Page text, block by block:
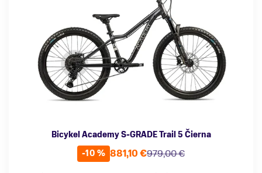
Bicykel Academy S-GRADE Trail 5 Čierna
-10 %
979,00 €
881,10 €